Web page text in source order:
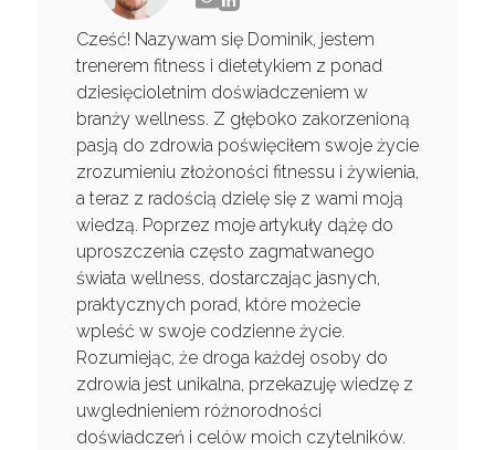
Cześć! Nazywam się Dominik, jestem
trenerem fitness i dietetykiem z ponad
dziesięcioletnim doświadczeniem w
branży wellness. Z głęboko zakorzenioną
pasją do zdrowia poświęciłem swoje życie
zrozumieniu złożoności fitnessu i żywienia,
a teraz z radością dzielę się z wami moją
wiedzą. Poprzez moje artykuły dążę do
uproszczenia często zagmatwanego
świata wellness, dostarczając jasnych,
praktycznych porad, które możecie
wpleść w swoje codzienne życie.
Rozumiejąc, że droga każdej osoby do
zdrowia jest unikalna, przekazuję wiedzę z
uwglednieniem różnorodności
doświadczeń i celów moich czytelników.